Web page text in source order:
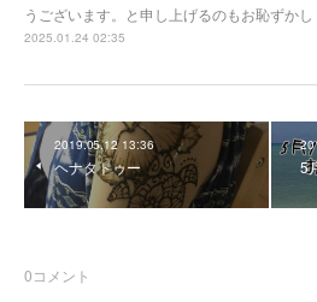
うございます。と申し上げるのもお恥ずか
2025.01.24 02:35
2019.05.12 13:36
ヘナタトゥー 5
0コメント